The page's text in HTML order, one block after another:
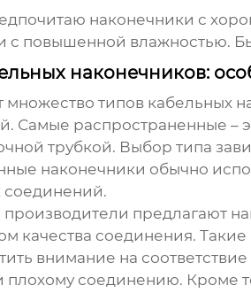
наконечники с
повышенной влажностью.
наконечников:
множество типов кабельных
Самые распространенные –
трубкой. Выбор типа
наконечники обычно
предлагают
качества соединения.
внимание на
соединению. Кроме